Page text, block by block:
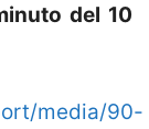
del 10
media/90-